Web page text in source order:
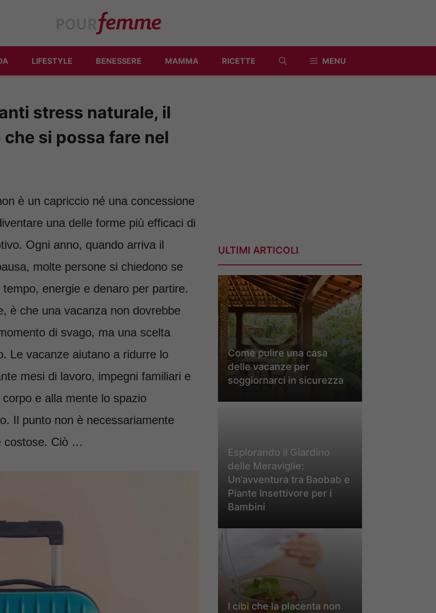
LIFESTYLE BENESSERE MAMMA RICETTE MENU
stress naturale, il
si possa fare nel
è un capriccio né una concessione
una delle forme più efficaci di
Ogni anno, quando arriva il
molte persone si chiedono se
energie e denaro per partire.
è che una vacanza non dovrebbe
di svago, ma una scelta
Le vacanze aiutano a ridurre lo
mesi di lavoro, impegni familiari e
e alla mente lo spazio
Il punto non è necessariamente
costose. Ciò …
ULTIMI ARTICOLI
Come pulire una casa
delle vacanze per
soggiornarci in sicurezza
Esplorando il Giardino
delle Meraviglie:
Un’avventura tra Baobab e
Piante Insettivore per i
Bambini
I cibi che la placenta non